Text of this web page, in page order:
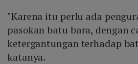
"Karena itu perlu ada
pasokan batu bara, dengan
ketergantungan terhadap
katanya.